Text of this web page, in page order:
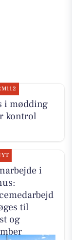
i mødding
kontrol
i
til
og